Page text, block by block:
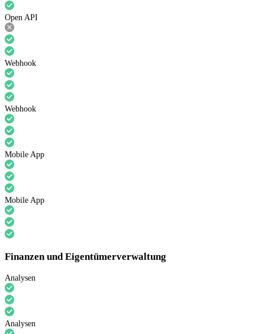
Open API
Webhook
Webhook
Mobile App
Mobile App
Finanzen und Eigentümerverwaltung
Analysen
Analysen